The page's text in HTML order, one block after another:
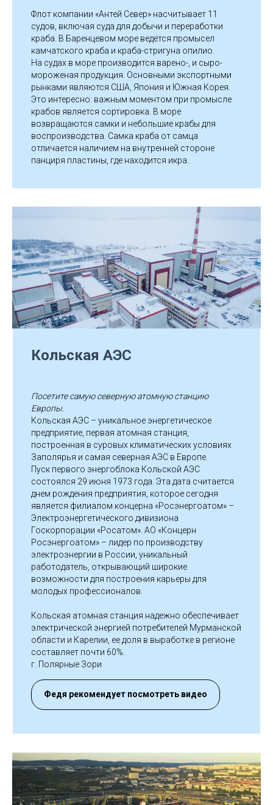
Флот компании «Антей Север» насчитывает 11
судов, включая суда для добычи и переработки
краба. В Баренцевом море ведётся промысел
камчатского краба и краба-стригуна опилио.
На судах в море производится варено-, и сыро-
мороженая продукция. Основными экспортными
рынками являются США, Япония и Южная Корея.
Это интересно: важным моментом при промысле
крабов является сортировка. В море
возвращаются самки и небольшие крабы для
воспроизводства. Самка краба от самца
отличается наличием на внутренней стороне
панциря пластины, где находится икра.
Кольская АЭС
Посетите самую северную атомную станцию
Европы.
Кольская АЭС – уникальное энергетическое
предприятие, первая атомная станция,
построенная в суровых климатических условиях
Заполярья и самая северная АЭС в Европе.
Пуск первого энергоблока Кольской АЭС
состоялся 29 июня 1973 года. Эта дата считается
днем рождения предприятия, которое сегодня
является филиалом концерна «Росэнергоатом» –
Электроэнергетического дивизиона
Госкорпорации «Росатом». АО «Концерн
Росэнергоатом» – лидер по производству
электроэнергии в России, уникальный
работодатель, открывающий широкие
возможности для построения карьеры для
молодых профессионалов.
Кольская атомная станция надежно обеспечивает
электрической энергией потребителей Мурманской
области и Карелии, ее доля в выработке в регионе
составляет почти 60%.
г. Полярные Зори
Федя рекомендует посмотреть видео